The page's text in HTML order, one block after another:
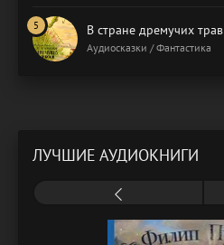
В стране дремучих трав
Аудиосказки / Фантастика
ЛУЧШИЕ АУДИОКНИГИ